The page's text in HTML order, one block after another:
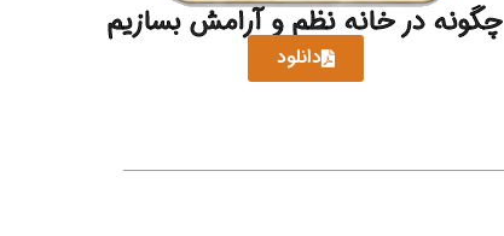
چگونه در خانه نظم و آرامش بسازیم
دانلود